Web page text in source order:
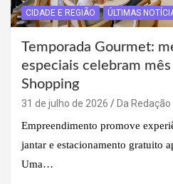
CIDADE E REGIÃO ÚLTIMAS
Temporada Gourmet:
especiais celebram
Shopping
31 de julho de 2026
Da Redação
Empreendimento promove
jantar e estacionamento gratuito
Uma…